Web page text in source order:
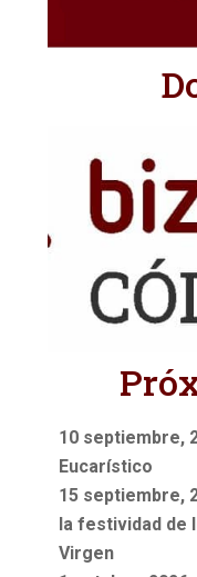
10 septiembre,
Eucarístico
15 septiembre,
la festividad de
Virgen